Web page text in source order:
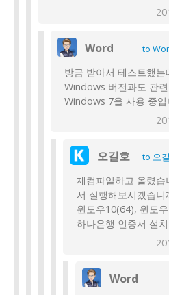
Word to
방금 받아서 테스트했는
Windows 버전과도 관
Windows 7을 사용 중입
오길호 to 오
재컴파일하고 올렸
서 실행해보시겠습
윈도우10(64), 윈도
하나은행 인증서 설
Word